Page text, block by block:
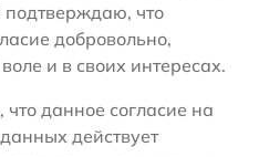
что
добровольно,
и в своих интересах.
данное согласие на
действует